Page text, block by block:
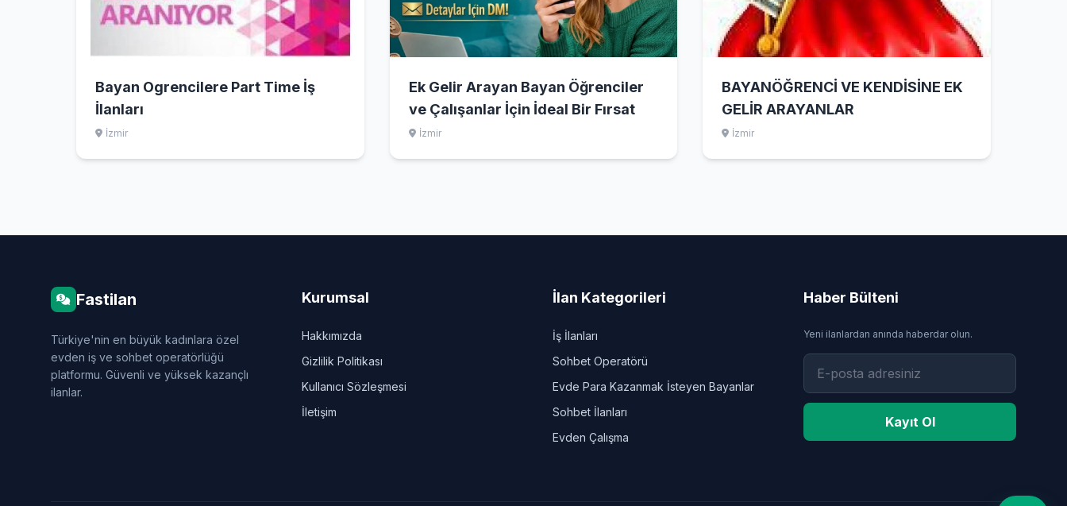
Bayan Ogrencilere Part Time İş
İlanları
İzmir
Ek Gelir Arayan Bayan Öğrenciler
ve Çalışanlar İçin İdeal Bir Fırsat
İzmir
BAYANÖĞRENCİ VE KENDİSİNE EK
GELİR ARAYANLAR
İzmir
Fastilan
Türkiye'nin en büyük kadınlara özel
evden iş ve sohbet operatörlüğü
platformu. Güvenli ve yüksek kazançlı
ilanlar.
Kurumsal
Hakkımızda
Gizlilik Politikası
Kullanıcı Sözleşmesi
İletişim
İlan Kategorileri
İş İlanları
Sohbet Operatörü
Evde Para Kazanmak İsteyen Bayanlar
Sohbet İlanları
Evden Çalışma
Haber Bülteni
Yeni ilanlardan anında haberdar olun.
Kayıt Ol